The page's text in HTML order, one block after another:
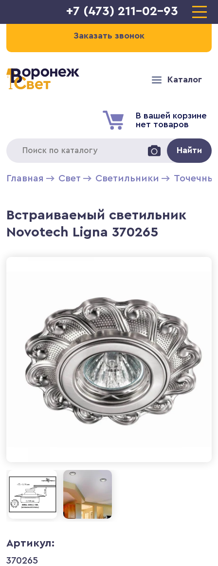
+7 (473) 211-02-93
Заказать звонок
Каталог
В вашей корзине
нет товаров
Найти
Главная Свет Светильники
Встраиваемый светильник
Novotech Ligna 370265
Артикул:
370265